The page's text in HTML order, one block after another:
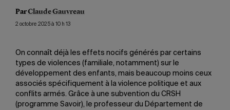
ParClaude Gauvreau
2 octobre 2025 à 10 h 13
On connaît déjà les effets nocifs générés par certains
types de violences (familiale, notamment) sur le
développement des enfants, mais beaucoup moins ceux
associés spécifiquement à la violence politique et aux
conflits armés. Grâce à une subvention du CRSH
(programme Savoir), le professeur du Département de